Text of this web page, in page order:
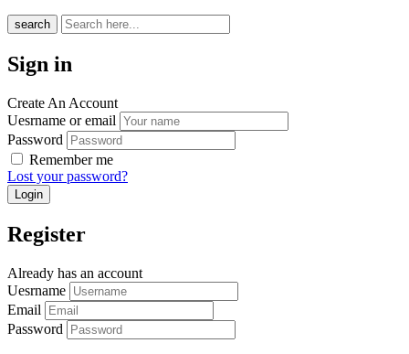
search
Sign in
Create An Account
Uesrname or email
Password
Remember me
Lost your password?
Register
Already has an account
Uesrname
Email
Password